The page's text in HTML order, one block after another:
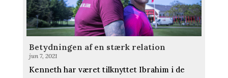
Betydningen af en stærk relation
jun 7, 2021
Kenneth har været tilknyttet Ibrahim i de